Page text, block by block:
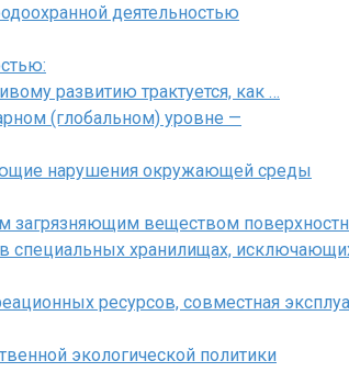
деятельностью
развитию трактуется, как …
(глобальном) уровне —
нарушения окружающей среды
загрязняющим веществом
специальных хранилищах,
ресурсов, совместная
экологической политики